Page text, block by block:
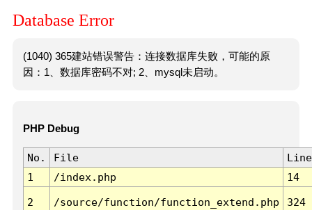
Database Error
(1040) 365建站错误警告：连接数据库失败，可能的原
因：1、数据库密码不对; 2、mysql未启动。
PHP Debug
No. File
Line
1
/index.php 14
2 /source/function/function_extend.php 324